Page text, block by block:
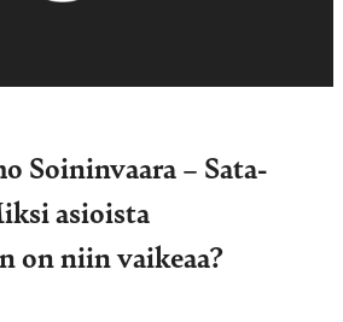
Soininvaara – Sata-
asioista
on niin vaikeaa?